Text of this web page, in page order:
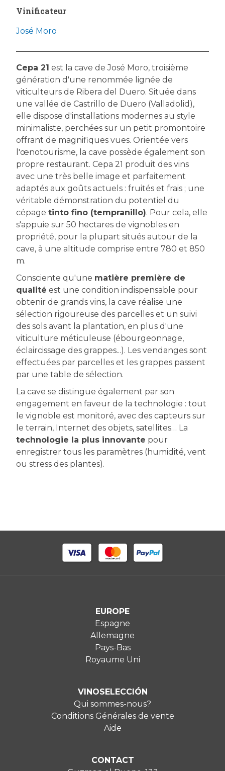
Vinificateur
José Moro
Cepa 21 est la cave de José Moro, troisième
génération d'une renommée lignée de
viticulteurs de Ribera del Duero. Située dans
une vallée de Castrillo de Duero (Valladolid),
elle dispose d'installations modernes au style
minimaliste, perchées sur un petit promontoire
offrant de magnifiques vues. Orientée vers
l'œnotourisme, la cave possède également son
propre restaurant. Cepa 21 produit des vins
avec une très belle image et parfaitement
adaptés aux goûts actuels : fruités et frais ; une
véritable démonstration du potentiel du
cépage tinto fino (tempranillo). Pour cela, elle
s'appuie sur 50 hectares de vignobles en
propriété, pour la plupart situés autour de la
cave, à une altitude comprise entre 780 et 850
m.
Consciente qu'une matière première de
qualité est une condition indispensable pour
obtenir de grands vins, la cave réalise une
sélection rigoureuse des parcelles et un suivi
des sols avant la plantation, en plus d'une
viticulture méticuleuse (ébourgeonnage,
éclaircissage des grappes...). Les vendanges sont
effectuées par parcelles et les grappes passent
par une table de sélection.
La cave se distingue également par son
engagement en faveur de la technologie : tout
le vignoble est monitoré, avec des capteurs sur
le terrain, Internet des objets, satellites… La
technologie la plus innovante pour
enregistrer tous les paramètres (humidité, vent
ou stress des plantes).
EUROPE
Espagne
Allemagne
Pays-Bas
Royaume Uni
VINOSELECCIÓN
Qui sommes-nous?
Conditions Générales de vente
Aide
CONTACT